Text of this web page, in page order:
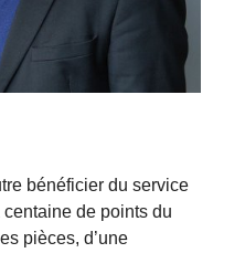
bénéficier du service
de points du
pièces, d’une